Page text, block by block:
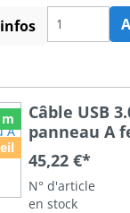
Câble USB
panneau A
(capuchon
interne) vers
45,22 €*
N° d'article
en stock